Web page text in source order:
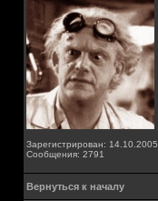
Зарегистрирован: 14.10.2005
Сообщения: 2791
Вернуться к началу